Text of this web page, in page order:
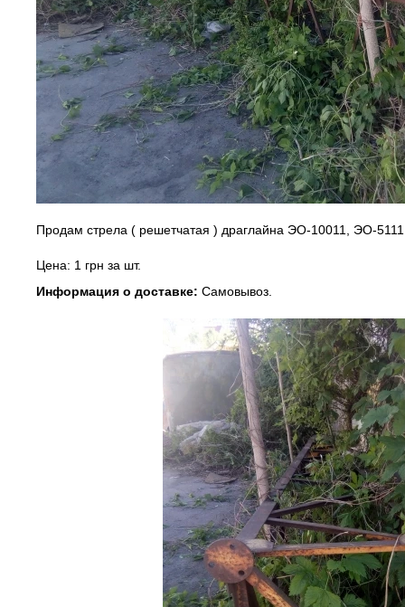
Продам стрела ( решетчатая ) драглайна ЭО-10011, ЭО-
Цена: 1 грн за шт.
Информация о доставке: Самовывоз.